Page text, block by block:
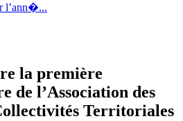
l’ann�...
la première
de l’Association des
Territoriales